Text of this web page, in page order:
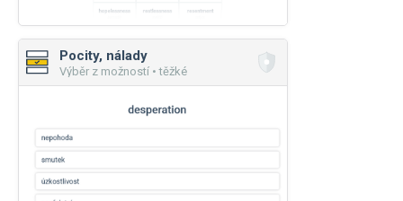
Pocity, nálady
Výběr z možností • těžké